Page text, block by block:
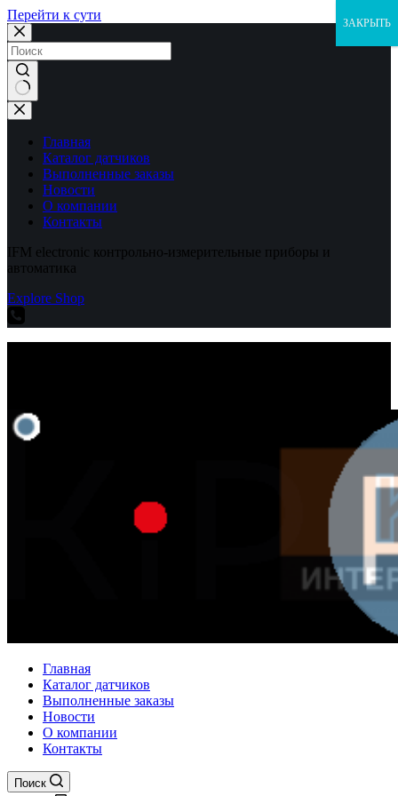
Перейти к сути
Ничего
не
найденоГлавная
Каталог датчиков
Выполненные заказы
Новости
О компании
Контакты
IFM electronic контрольно-измерительные приборы и
автоматика
Explore Shop
Главная
Каталог датчиков
Выполненные заказы
Новости
О компании
Контакты
Поиск
ЗАКРЫТЬ